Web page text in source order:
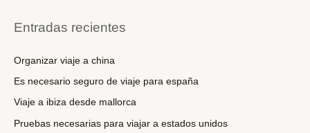
c
r
p
o
Entradas recientes
Organizar viaje a china
Es necesario seguro de viaje para españa
Viaje a ibiza desde mallorca
Pruebas necesarias para viajar a estados unidos